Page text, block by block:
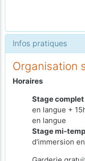
Infos pratiques
Organisation
Horaires
Stage
en langue +
en langue
Stage mi-
d'immersion